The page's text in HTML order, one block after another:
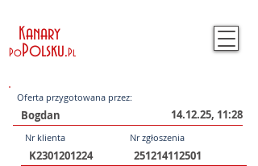
Kanary
PoPolsku.Pl
Oferta przygotowana przez:
14.12.25, 11:28
Nr klienta Nr zgłoszenia